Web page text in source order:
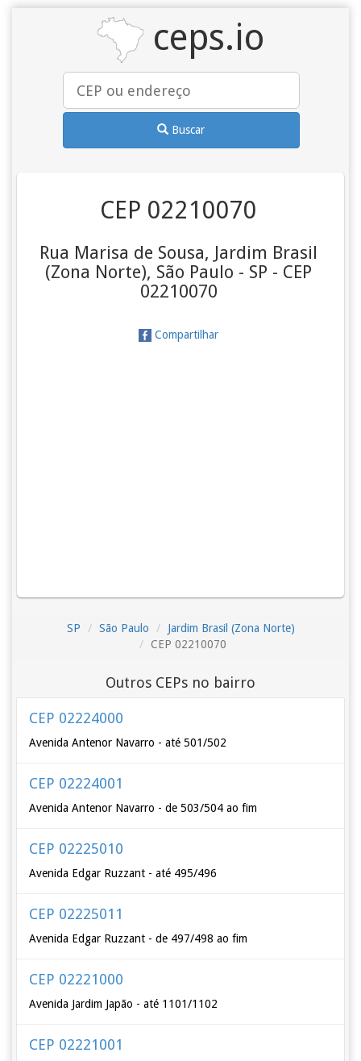
ceps.io
Buscar
CEP 02210070
Rua Marisa de Sousa, Jardim Brasil
(Zona Norte), São Paulo - SP - CEP
02210070
Compartilhar
SP São Paulo
Jardim Brasil (Zona Norte)
CEP 02210070
Outros CEPs no bairro
CEP 02224000
Avenida Antenor Navarro - até 501/502
CEP 02224001
Avenida Antenor Navarro - de 503/504 ao fim
CEP 02225010
Avenida Edgar Ruzzant - até 495/496
CEP 02225011
Avenida Edgar Ruzzant - de 497/498 ao fim
CEP 02221000
Avenida Jardim Japão - até 1101/1102
CEP 02221001